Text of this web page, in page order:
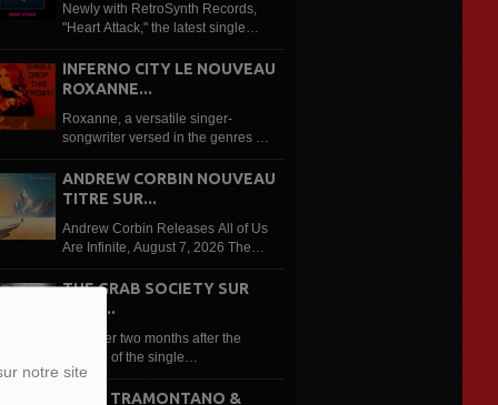
notre site
Newly with RetroSynth Records,
"Heart Attack," the latest single
electrifying synthwave anthem that
combines soaring guitars,
cinematic production...
INFERNO CITY LE NOUVEAU
ROXANNE...
Roxanne, a versatile singer-
songwriter versed in the genres of
rock, blues, jazz, soul, disco, funk,
and reggae, is an up-and-coming
ANDREW CORBIN NOUVEAU
TITRE SUR...
Andrew Corbin Releases All of Us
Are Infinite, August 7, 2026 The
upcoming and unfinished album to
THE GRAB SOCIETY SUR
LRDR...
Just over two months after the
release of the single
“Reincarnation”, it is followed up in
the form of a jam- packed remix
FONZ TRAMONTANO &